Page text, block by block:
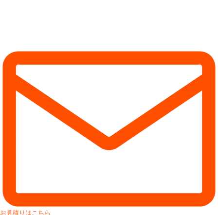
お見積りはこちら